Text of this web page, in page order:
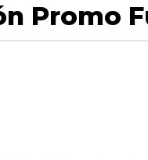
Promo